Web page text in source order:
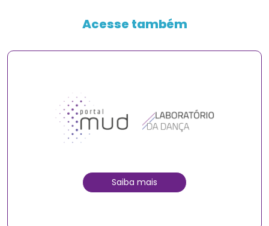
Acesse também
Saiba mais